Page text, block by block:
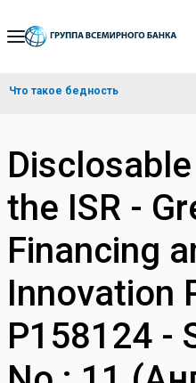
Skip
Navigation
Что такое бедность
the ISR -
Financing
Innovation
P158124 -